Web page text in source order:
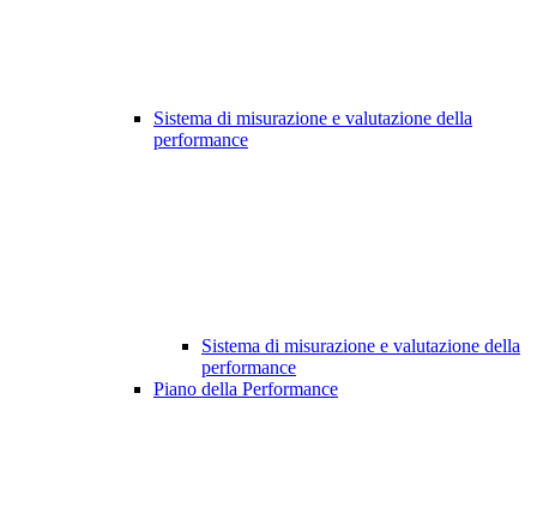
Sistema di misurazione e valutazione della
performance
Sistema di misurazione e valutazione della
performance
Piano della Performance